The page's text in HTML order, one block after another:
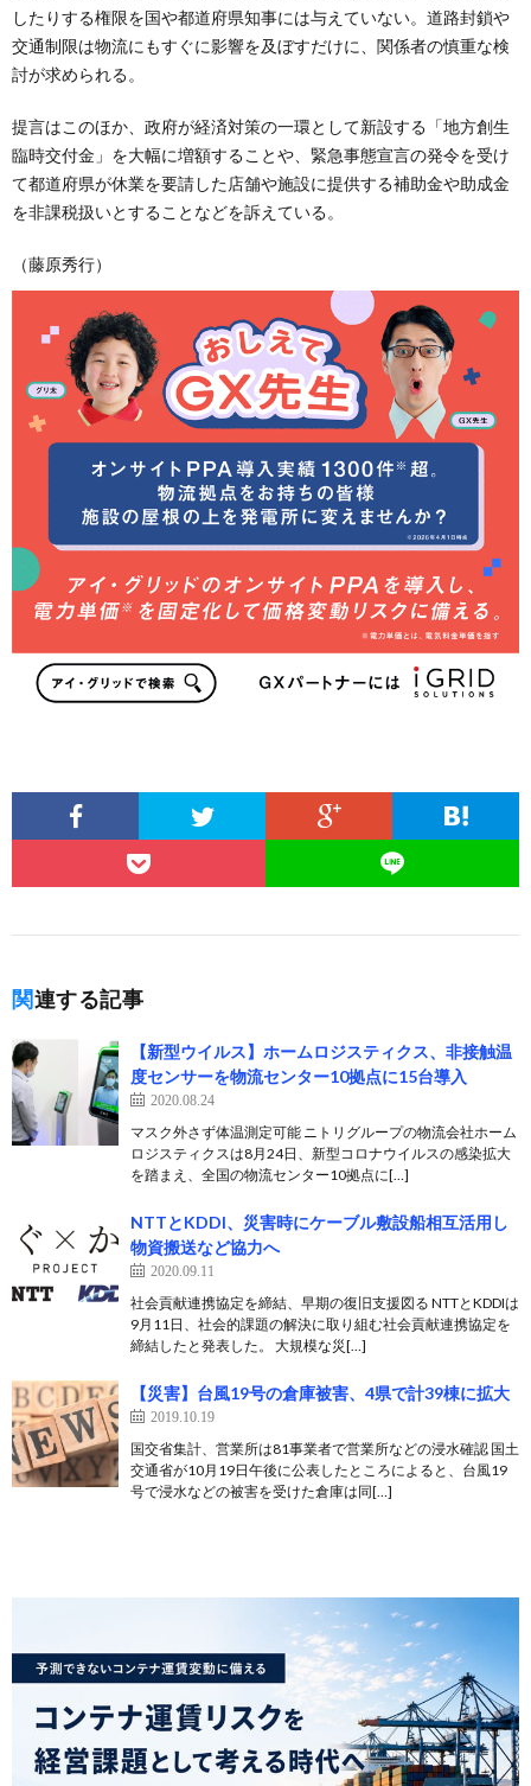
したりする権限を国や都道府県知事には与えていない。道路封鎖や
交通制限は物流にもすぐに影響を及ぼすだけに、関係者の慎重な検
討が求められる。
提言はこのほか、政府が経済対策の一環として新設する「地方創生
臨時交付金」を大幅に増額することや、緊急事態宣言の発令を受け
て都道府県が休業を要請した店舗や施設に提供する補助金や助成金
を非課税扱いとすることなどを訴えている。
（藤原秀行）
関連する記事
【新型ウイルス】ホームロジスティクス、非接触温
度センサーを物流センター10拠点に15台導入
2020.08.24
マスク外さず体温測定可能 ニトリグループの物流会社ホーム
ロジスティクスは8月24日、新型コロナウイルスの感染拡大
を踏まえ、全国の物流センター10拠点に[…]
NTTとKDDI、災害時にケーブル敷設船相互活用し
物資搬送など協力へ
2020.09.11
社会貢献連携協定を締結、早期の復旧支援図る NTTとKDDIは
9月11日、社会的課題の解決に取り組む社会貢献連携協定を
締結したと発表した。 大規模な災[…]
【災害】台風19号の倉庫被害、4県で計39棟に拡大
2019.10.19
国交省集計、営業所は81事業者で営業所などの浸水確認 国土
交通省が10月19日午後に公表したところによると、台風19
号で浸水などの被害を受けた倉庫は同[…]